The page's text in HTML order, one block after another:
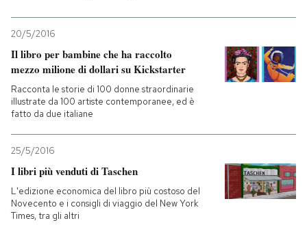
20/5/2016
Il libro per bambine che ha raccolto
mezzo milione di dollari su Kickstarter
Racconta le storie di 100 donne straordinarie
illustrate da 100 artiste contemporanee, ed è
fatto da due italiane
25/5/2016
I libri più venduti di Taschen
L'edizione economica del libro più costoso del
Novecento e i consigli di viaggio del New York
Times, tra gli altri